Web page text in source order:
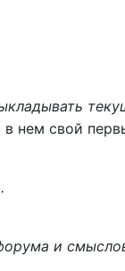
нем свой
и